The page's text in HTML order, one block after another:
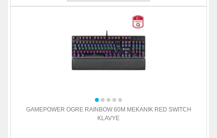
GAMEPOWER OGRE RAINBOW 60M MEKANIK RED SWITCH
KLAVYE